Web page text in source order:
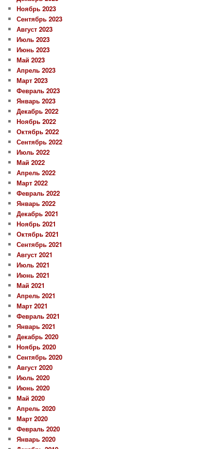
Ноябрь 2023
Сентябрь 2023
Август 2023
Июль 2023
Июнь 2023
Май 2023
Апрель 2023
Март 2023
Февраль 2023
Январь 2023
Декабрь 2022
Ноябрь 2022
Октябрь 2022
Сентябрь 2022
Июль 2022
Май 2022
Апрель 2022
Март 2022
Февраль 2022
Январь 2022
Декабрь 2021
Ноябрь 2021
Октябрь 2021
Сентябрь 2021
Август 2021
Июль 2021
Июнь 2021
Май 2021
Апрель 2021
Март 2021
Февраль 2021
Январь 2021
Декабрь 2020
Ноябрь 2020
Сентябрь 2020
Август 2020
Июль 2020
Июнь 2020
Май 2020
Апрель 2020
Март 2020
Февраль 2020
Январь 2020